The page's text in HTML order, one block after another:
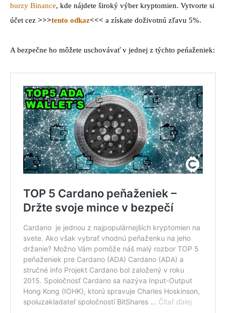
burzy Binance, kde nájdete široký výber kryptomien. Vytvorte si
účet cez >>>tento odkaz<<< a získate doživotnú zľavu 5%.
A bezpečne ho môžete uschovávať v jednej z týchto peńaženiek: